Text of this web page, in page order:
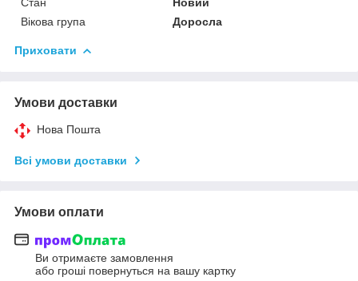
Вікова група
Доросла
Приховати
Умови доставки
Нова Пошта
Всі умови доставки
Умови оплати
Ви отримаєте замовлення
або гроші повернуться на вашу картку